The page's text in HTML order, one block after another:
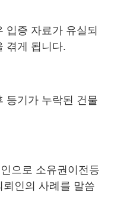
입증 자료가 유실되
겪게 됩니다.
등기가 누락된 건물
으로 소유권이전등
인의 사례를 말씀